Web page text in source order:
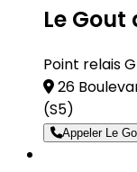
Le
Point relais
26
(S5)
Appeler Le